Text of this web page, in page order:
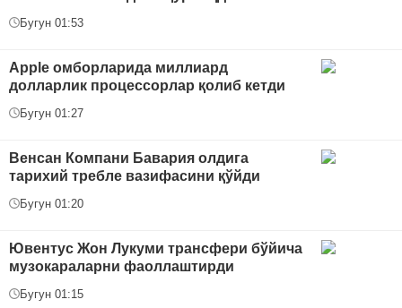
Бугун 01:53
Apple омборларида миллиард
долларлик процессорлар қолиб кетди
Бугун 01:27
Венсан Компани Бавария олдига
тарихий требле вазифасини қўйди
Бугун 01:20
Ювентус Жон Лукуми трансфери бўйича
музокараларни фаоллаштирди
Бугун 01:15